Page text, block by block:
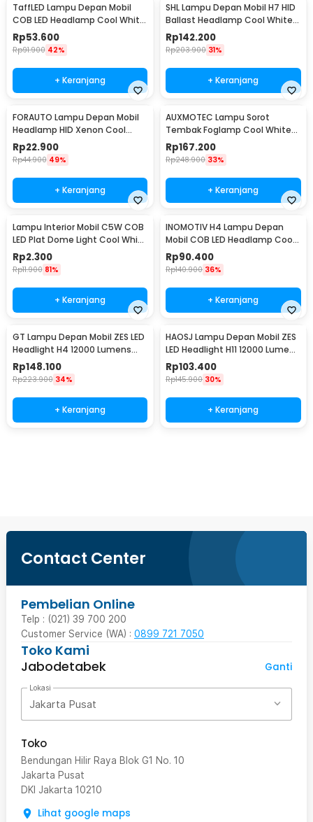
TaffLED Lampu Depan Mobil
COB LED Headlamp Cool White
IP65 32V H4/9003 - S2
Rp53.600
Rp91.900 42%
+ Keranjang
SHL Lampu Depan Mobil H7 HID
Ballast Headlamp Cool White
55W 12V 2PCS - RSVR
Rp142.200
Rp203.900 31%
+ Keranjang
FORAUTO Lampu Depan Mobil
Headlamp HID Xenon Cool
White 35W 12V 1 PCS H1
Rp22.900
Rp44.900 49%
+ Keranjang
AUXMOTEC Lampu Sorot
Tembak Foglamp Cool White
IP67 108W 9-50V 20cm 36 LED -
A8
Rp167.200
Rp248.900 33%
+ Keranjang
Lampu Interior Mobil C5W COB
LED Plat Dome Light Cool White
2W 1 PCS 31mm - BA9S
Rp2.300
Rp11.900 81%
+ Keranjang
INOMOTIV H4 Lampu Depan
Mobil COB LED Headlamp Cool
White 72W 2 PCS
Rp90.400
Rp140.900 36%
+ Keranjang
GT Lampu Depan Mobil ZES LED
Headlight H4 12000 Lumens
55W 9-32V 2 PCS Cool White
6000K - K5
Rp148.100
Rp223.900 34%
+ Keranjang
HAOSJ Lampu Depan Mobil ZES
LED Headlight H11 12000 Lumens
55W 2 PCS 6000K/Pure White -
K5
Rp103.400
Rp145.900 30%
+ Keranjang
Contact Center
Pembelian Online
Telp : (021) 39 700 200
Customer Service (WA) : 0899 721 7050
Toko Kami
Jabodetabek
Ganti
Lokasi
Jakarta Pusat
Toko
Bendungan Hilir Raya Blok G1 No. 10
Jakarta Pusat
DKI Jakarta 10210
Lihat google maps